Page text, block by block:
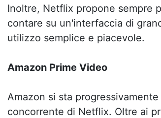
Inoltre, Netflix propone sempre
contare su un'interfaccia di
utilizzo semplice e piacevole.
Amazon Prime Video
Amazon si sta
concorrente di Netflix. Oltre ai